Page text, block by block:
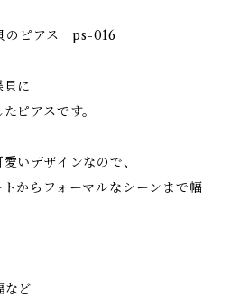
のピアス ps-016
に
ピアスです。
いデザインなので、
からフォーマルなシーンまで幅
など